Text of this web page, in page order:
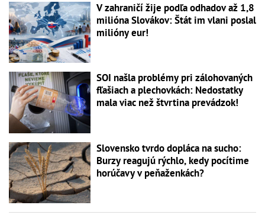
V zahraničí žije podľa odhadov až 1,8
milióna Slovákov: Štát im vlani poslal
milióny eur!
SOI našla problémy pri zálohovaných
fľašiach a plechovkách: Nedostatky
mala viac než štvrtina prevádzok!
Slovensko tvrdo dopláca na sucho:
Burzy reagujú rýchlo, kedy pocítime
horúčavy v peňaženkách?